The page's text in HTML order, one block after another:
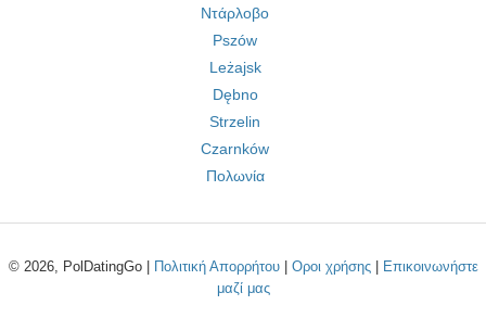
Ντάρλοβο
Pszów
Leżajsk
Dębno
Strzelin
Czarnków
Πολωνία
© 2026, PolDatingGo | Πολιτική Απορρήτου| Οροι χρήσης|
Επικοινωνήστε
μαζί μας